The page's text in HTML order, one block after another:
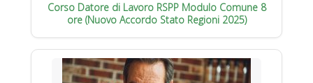
Corso Datore di Lavoro RSPP Modulo Comune 8
ore (Nuovo Accordo Stato Regioni 2025)